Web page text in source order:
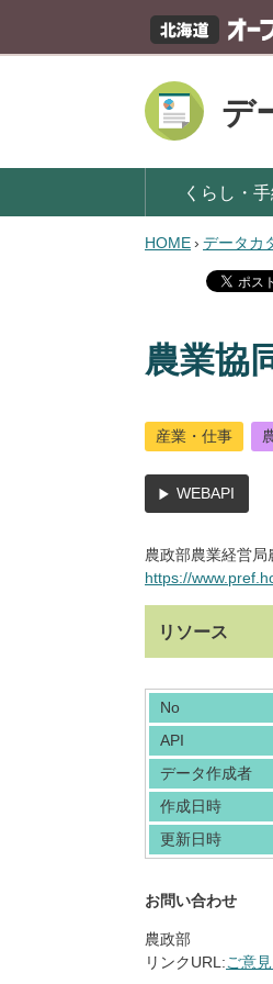
デ
くらし・
HOME› データカ
農業協
産業・仕事
WEBAPI
農政部農業経営局
https://
リソース
No
API
データ作成者
作成日時
更新日時
お問い合わせ
農政部
リンクURL:ご意